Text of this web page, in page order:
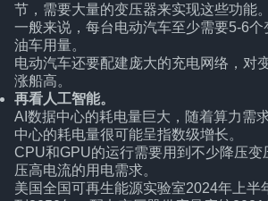
节，需要大量的变压器来实现这些功能。
一般来说，每台电动汽车至少需要5-6个
油车用量。
电动汽车还要配建庞大的充电网络，对
涨船高。
再看人工智能。
AI数据中心的耗电量巨大，随着算力需
中心的耗电量很可能呈指数级增长。
CPU和GPU的运行需要用到不少降压变
压高电流的用电需求。
美国全国可再生能源实验室2024年上半